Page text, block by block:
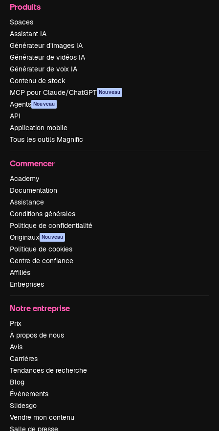
Produits
Spaces
Assistant IA
Générateur d’images IA
Générateur de vidéos IA
Générateur de voix IA
Contenu de stock
MCP pour Claude/ChatGPT Nouveau
Agents Nouveau
API
Application mobile
Tous les outils Magnific
Commencer
Academy
Documentation
Assistance
Conditions générales
Politique de confidentialité
Originaux Nouveau
Politique de cookies
Centre de confiance
Affiliés
Entreprises
Notre entreprise
Prix
À propos de nous
Avis
Carrières
Tendances de recherche
Blog
Événements
Slidesgo
Vendre mon contenu
Salle de presse